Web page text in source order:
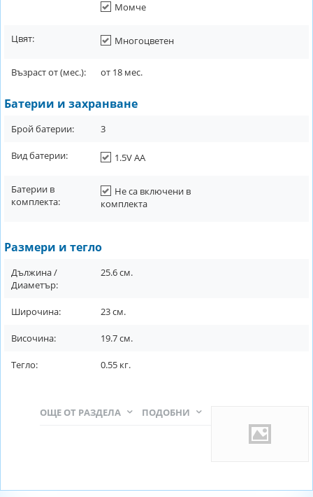
Момче
Цвят: Многоцветен
Възраст от (мес.): от 18 мес.
Батерии и захранване
Брой батерии: 3
Вид батерии: 1.5V AA
Батерии в
комплекта:
Не са включени в
комплекта
Размери и тегло
Дължина /
Диаметър:
25.6см.
Широчина: 23см.
Височина: 19.7см.
Тегло: 0.55 кг.
ПОДОБНИ
ОЩЕ ОТ РАЗДЕЛА